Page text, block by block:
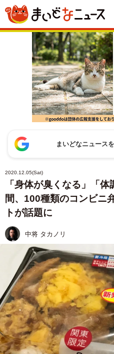
まいどなニュース
2020.12.05(Sat)
「身体が臭くなる」「
間、100種類のコンビニ
トが話題に
中将 タカノリ